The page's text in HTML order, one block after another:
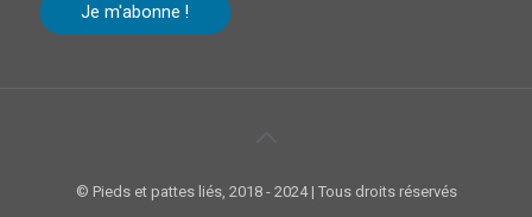
Je m'abonne !
© Pieds et pattes liés, 2018 - 2024 | Tous droits réservés